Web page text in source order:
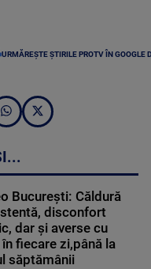
URMĂREȘTE ȘTIRILE PROTV ÎN GOOGLE
Bucureşti: Căldură
disconfort
dar şi averse cu
fiecare zi,până la
săptămânii